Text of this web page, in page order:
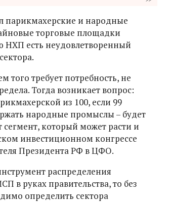
парикмахерские и народные
торговые площадки
есть неудовлетворенный
того требует потребность, не
Тогда возникает вопрос:
из 100, если 99
народные промыслы – будет
который может расти и
инвестиционном конгрессе
Президента РФ в ЦФО.
распределения
в руках правительства, то без
определить сектора